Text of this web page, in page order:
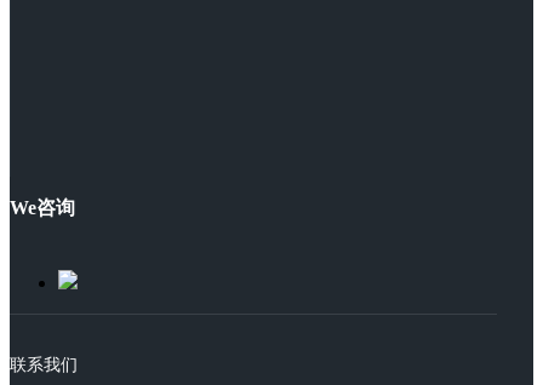
We咨询
联系我们